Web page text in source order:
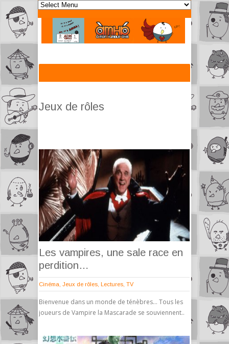
Jeux de rôles
Les vampires, une sale race en
perdition…
Cinéma Jeux de rôles Lectures TV
Bienvenue dans un monde de ténèbres… Tous les
joueurs de Vampire la Mascarade se souviennent..